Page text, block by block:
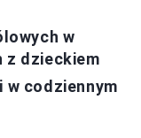
w
z dzieckiem
w codziennym